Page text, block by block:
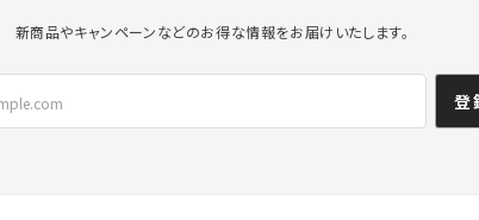
新商品やキャンペーンなどのお得な情報をお届けいたします。
登